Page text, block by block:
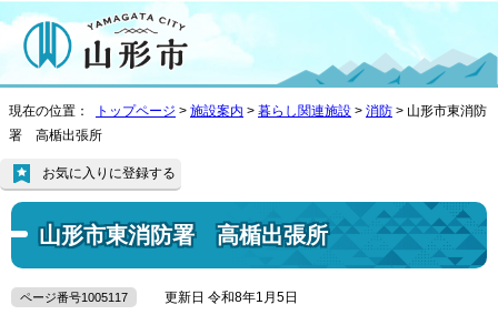
現在の位置： トップページ > 施設案内 > 暮らし関連施設 > 消防 > 山形市東消防
署 高楯出張所
山形市東消防署 高楯出張所
お気に入りに登録する
ページ番号1005117 更新日 令和8年1月5日